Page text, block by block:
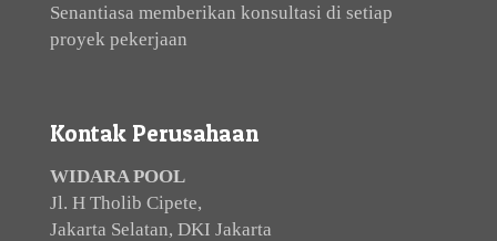
Senantiasa memberikan konsultasi di setiap
proyek pekerjaan
Kontak Perusahaan
WIDARA POOL
Jl. H Tholib Cipete,
Jakarta Selatan, DKI Jakarta